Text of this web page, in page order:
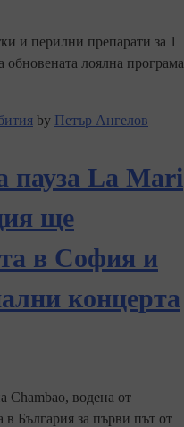
и перилни препарати за 1
обновената лоялна програма
by Петър Ангелов
пауза La Mari
ще
в София и
концерта
Chambao, водена от
в България за първи път от